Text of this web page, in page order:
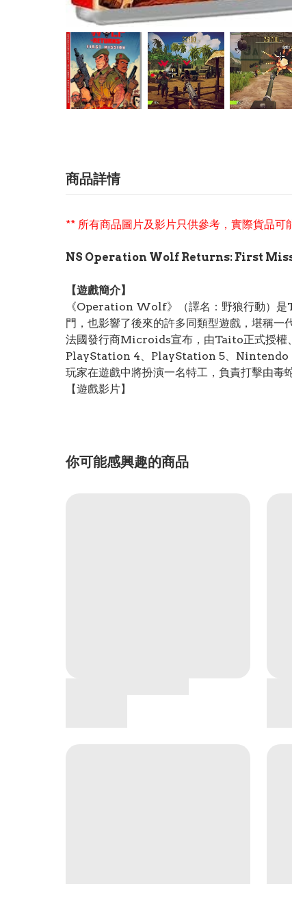
商品詳情
** 所有商品圖片及影片只供參考，實際貨品可
NS Operation Wolf Returns: First
【遊戲簡介】
《Operation Wolf》（譯名：野狼行動）是
門，也影響了後來的許多同類型遊戲，堪稱一
法國發行商Microids宣布，由Taito正式授
PlayStation 4、PlayStation 5、Nintendo
玩家在遊戲中將扮演一名特工，負責打擊由毒
【遊戲影片】
你可能感興趣的商品